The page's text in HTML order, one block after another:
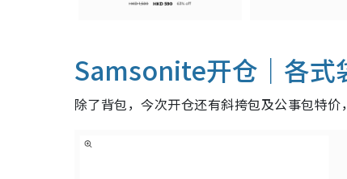
Samsonite开仓｜各式
除了背包，今次开仓还有斜挎包及公事包特价